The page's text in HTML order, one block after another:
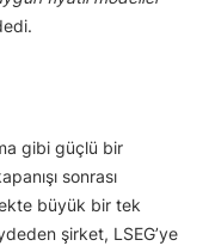
gibi güçlü bir
sonrası
büyük bir tek
şirket, LSEG’ye